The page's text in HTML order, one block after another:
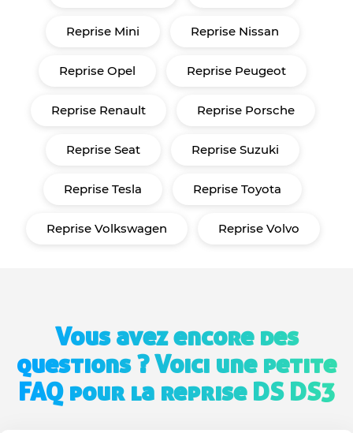
Reprise Mini Reprise Nissan
Reprise Opel Reprise Peugeot
Reprise Renault Reprise Porsche
Reprise Seat Reprise Suzuki
Reprise Tesla Reprise Toyota
Reprise Volkswagen Reprise Volvo
Vous avez encore des
questions ? Voici une petite
FAQ pour la reprise DS DS3